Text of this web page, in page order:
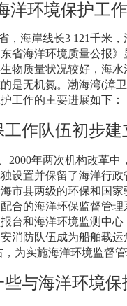
洋环境保护工
，海岸线长3 121千米
省海洋环境质量公报
物质量状况较好，海
是无机氮。渤海湾(漳
工作的主要进展如下：
作队伍初步建
2000年两次机构改革中
设置并保留了海洋行
市县两级的环保和国
合的海洋环保监督管
台和海洋环境监测中心
消防队伍成为船舶载
，为实施海洋环境监督
些与海洋环境